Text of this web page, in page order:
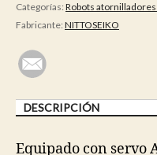
Categorías: Robots
Fabricante: NITTOSEIKO
DESCRIPCIÓN
Equipado con servo